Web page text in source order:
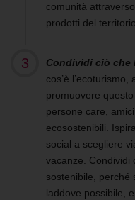
comunità
prodotti del
Condividi ciò che
cos’è
promuovere
persone care,
ecosostenibili.
social a scegliere
vacanze. Condividi
sostenibile, perché
laddove possibile,